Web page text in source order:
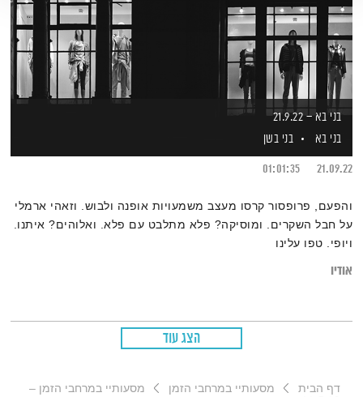
בני בא – 21.9.22
בני בא
בני בשן
21.09.22
01:01:35
‎והפעם, פרופסור קרסו מעצב משמעויות אופנה ולבוש. וזאהי ארמלי
על חבל השקרים. ומוסיקה? פלא מתלבט עם פלא. ואלוהים? איתנו.
ויופי. טפו עלינו
אודיו
הצג עוד
דף הבית מסעותיי במרחבי הזמן
מסעותיי במרחבי הזמן –